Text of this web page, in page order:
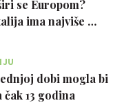
se Europom?
ima najviše …
dobi mogla bi
13 godina